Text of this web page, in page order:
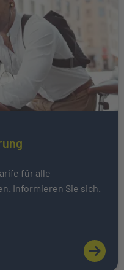
für alle
Informieren Sie sich.